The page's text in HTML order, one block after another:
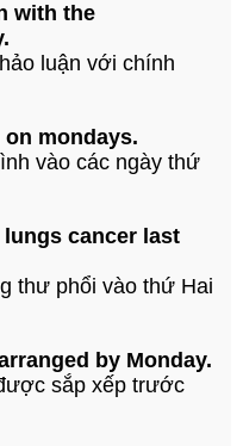
with the
luận với chính
mondays.
vào các ngày thứ
cancer last
thư phổi vào thứ Hai
by Monday.
sắp xếp trước